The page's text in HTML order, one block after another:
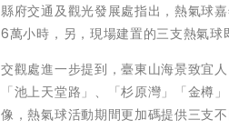
縣府交通及觀光發展處指出，熱氣球
6萬小時，另，現場建置的三支熱氣球
交觀處進一步提到，臺東山海景致宜
「池上天堂路」、「杉原灣」「金樽
像，熱氣球活動期間更加碼提供三支